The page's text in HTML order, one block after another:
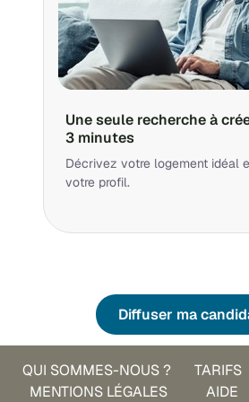
Une seule recherche à
3 minutes
Décrivez votre logement idéal
votre profil.
Diffuser ma
QUI SOMMES-NOUS ? TARIFS
MENTIONS LÉGALES
AIDE